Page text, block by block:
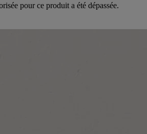
pour ce produit a été dépassée.